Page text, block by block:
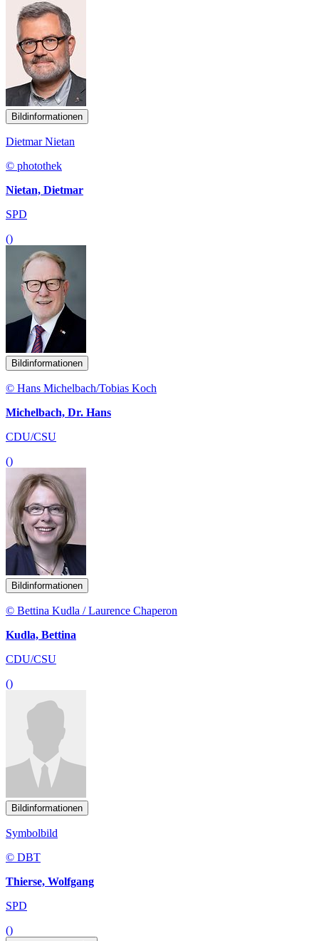
Bildinformationen
Dietmar Nietan
© photothek
Nietan, Dietmar
SPD
()
Bildinformationen
© Hans Michelbach/Tobias Koch
Michelbach, Dr. Hans
CDU/CSU
()
Bildinformationen
© Bettina Kudla / Laurence Chaperon
Kudla, Bettina
CDU/CSU
()
Bildinformationen
Symbolbild
© DBT
Thierse, Wolfgang
SPD
()